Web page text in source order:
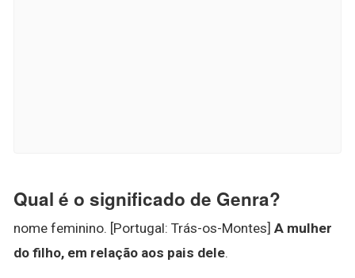
Qual é o significado de Genra?
nome feminino. [Portugal: Trás-os-Montes] A mulher
do filho, em relação aos pais dele.